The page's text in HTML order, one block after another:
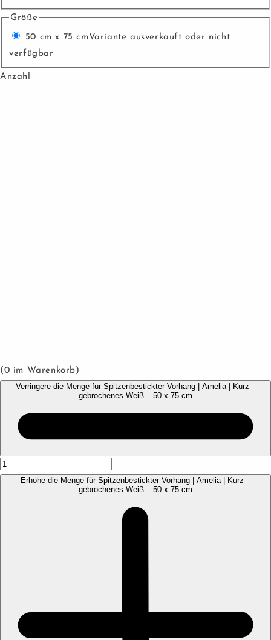
Größe
50 cm x 75 cmVariante ausverkauft oder nicht
verfügbar
Anzahl
(0 im Warenkorb)
Verringere die Menge für Spitzenbestickter Vorhang | Amelia | Kurz –
gebrochenes Weiß – 50 x 75 cm
Erhöhe die Menge für Spitzenbestickter Vorhang | Amelia | Kurz –
gebrochenes Weiß – 50 x 75 cm